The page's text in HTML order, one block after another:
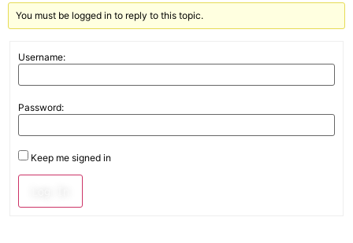
You must be logged in to reply to this topic.
Username:
Password:
Keep me signed in